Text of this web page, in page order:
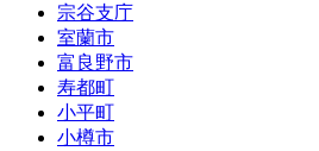
宗谷支庁
室蘭市
富良野市
寿都町
小平町
小樽市